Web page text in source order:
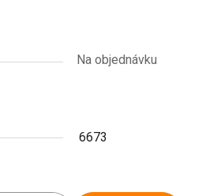
Na objednávku
6673